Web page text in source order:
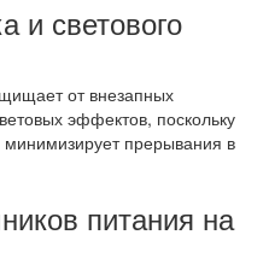
и светового
от внезапных
эффектов, поскольку
минимизирует прерывания в
питания на